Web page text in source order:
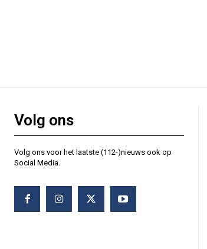
Volg ons
Volg ons voor het laatste (112-)nieuws ook op
Social Media.